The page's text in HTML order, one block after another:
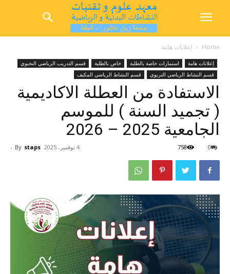
Home إعلانات هامة
إعلانات هامة استمارات خاصة بالطلبة خاص بالطلبة
قسم التدريب الرياضي النخبوي
قسم النشاط الرياضي التربوي
قسم النشاط الرياضي المكيف
الاستفادة من العطلة الاكاديمية
( تجميد السنة ) للموسم
الجامعية 2025 – 2026
By staps
- 4 نوفمبر، 2025 0
758